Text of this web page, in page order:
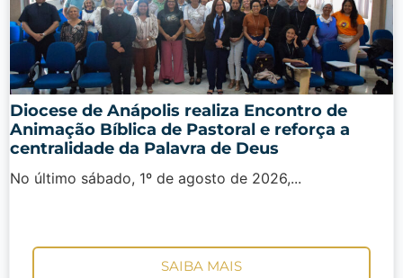
Diocese de Anápolis realiza Encontro de
Animação Bíblica de Pastoral e reforça a
centralidade da Palavra de Deus
No último sábado, 1º de agosto de 2026,...
SAIBA MAIS